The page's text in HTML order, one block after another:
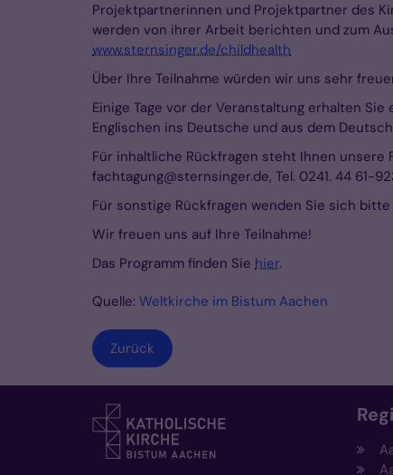
Projektpartnerinnen und Projektpartner des
werden von ihrer Arbeit berichten und zum
www.sternsinger.de/childhealth
Über Ihre Teilnahme würden wir uns sehr
Einige Tage vor der Veranstaltung erhalten
Englischen ins Deutsche und aus dem
Für inhaltliche Rückfragen steht Ihnen unsere
fachtagung@sternsinger.de, Tel. 0241. 44 61-
Für sonstige Rückfragen wenden Sie sich
Wir freuen uns auf Ihre Teilnahme!
Das Programm finden Sie hier.
Quelle: Weltkirche im Bistum Aachen
Zurück